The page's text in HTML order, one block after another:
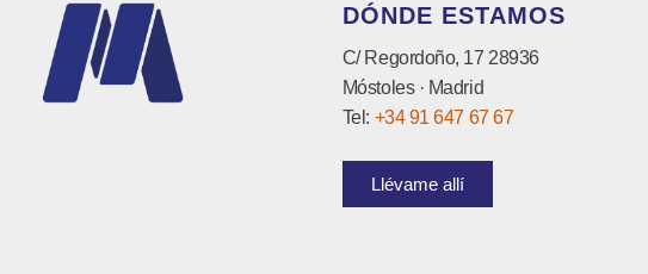
DÓNDE ESTAMOS
C/ Regordoño, 17 28936
Móstoles · Madrid
Tel: +34 91 647 67 67
Llévame allí